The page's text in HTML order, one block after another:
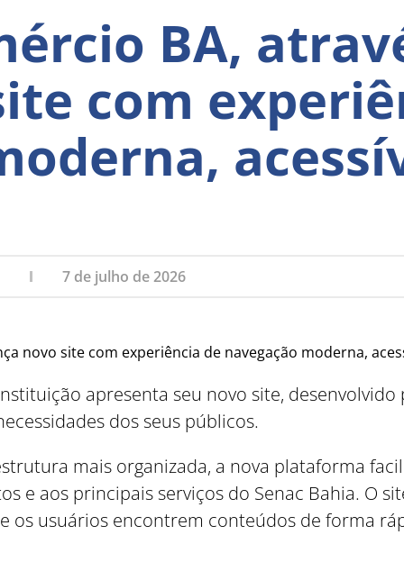
BA,
com
7 de julho de 2026
apresenta seu novo site,
dos seus públicos.
mais organizada, a nova plataforma
e aos principais serviços do Senac Bahia. O
os usuários encontrem conteúdos de forma